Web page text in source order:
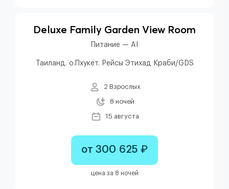
Deluxe Family Garden View Room
Питание — AI
Таиланд. о.Пхукет. Рейсы Этихад Краби/GDS
2 Взрослых
8 ночей
15 августа
от 300 625 ₽
цена за 8 ночей